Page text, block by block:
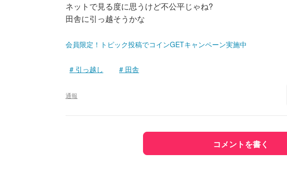
ネットで見る度に思うけど不公平じゃね?
田舎に引っ越そうかな
会員限定！トピック投稿でコインGETキャンペーン実施中
引っ越し 田舎
通報
コメントを書く